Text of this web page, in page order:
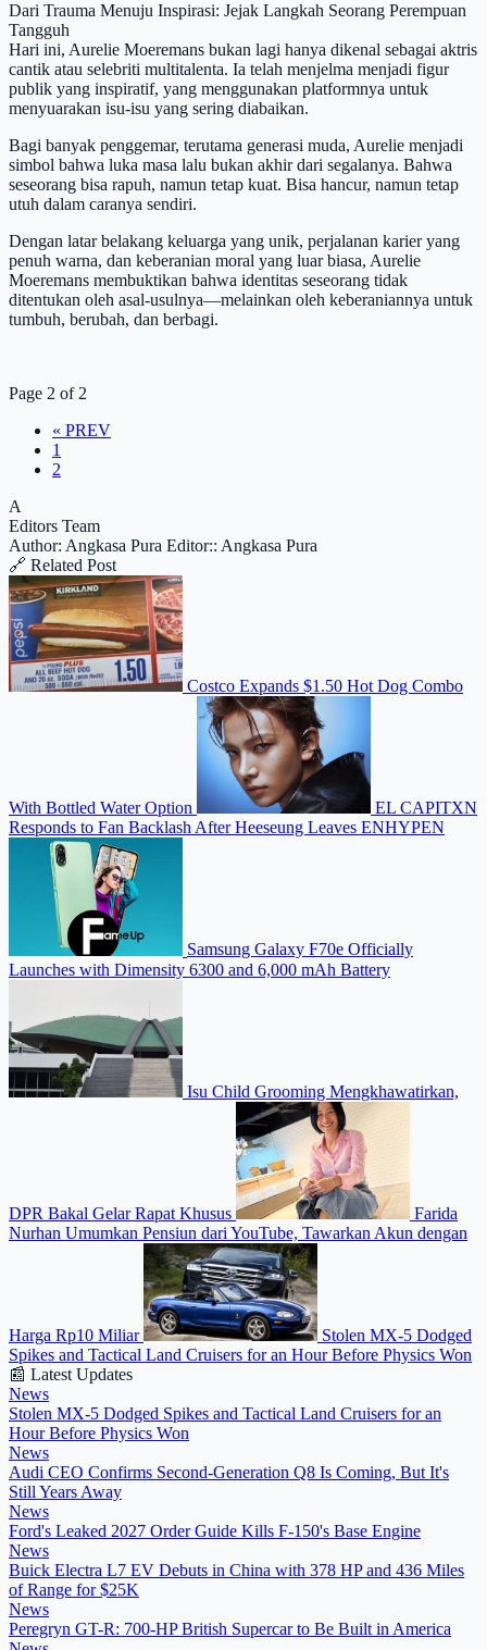
Dari Trauma Menuju Inspirasi: Jejak Langkah Seorang Perempuan
Tangguh
Hari ini, Aurelie Moeremans bukan lagi hanya dikenal sebagai aktris
cantik atau selebriti multitalenta. Ia telah menjelma menjadi figur
publik yang inspiratif, yang menggunakan platformnya untuk
menyuarakan isu-isu yang sering diabaikan.
Bagi banyak penggemar, terutama generasi muda, Aurelie menjadi
simbol bahwa luka masa lalu bukan akhir dari segalanya. Bahwa
seseorang bisa rapuh, namun tetap kuat. Bisa hancur, namun tetap
utuh dalam caranya sendiri.
Dengan latar belakang keluarga yang unik, perjalanan karier yang
penuh warna, dan keberanian moral yang luar biasa, Aurelie
Moeremans membuktikan bahwa identitas seseorang tidak
ditentukan oleh asal-usulnya—melainkan oleh keberaniannya untuk
tumbuh, berubah, dan berbagi.
Page 2 of 2
« PREV
1
2
A
Editors Team
Author: Angkasa Pura Editor:: Angkasa Pura
🔗 Related Post
Costco Expands $1.50 Hot Dog Combo
With Bottled Water Option
EL CAPITXN
Responds to Fan Backlash After Heeseung Leaves ENHYPEN
Samsung Galaxy F70e Officially
Launches with Dimensity 6300 and 6,000 mAh Battery
Isu Child Grooming Mengkhawatirkan,
DPR Bakal Gelar Rapat Khusus
Farida
Nurhan Umumkan Pensiun dari YouTube, Tawarkan Akun dengan
Harga Rp10 Miliar
Stolen MX-5 Dodged
Spikes and Tactical Land Cruisers for an Hour Before Physics Won
📰 Latest Updates
News
Stolen MX-5 Dodged Spikes and Tactical Land Cruisers for an
Hour Before Physics Won
News
Audi CEO Confirms Second-Generation Q8 Is Coming, But It's
Still Years Away
News
Ford's Leaked 2027 Order Guide Kills F-150's Base Engine
News
Buick Electra L7 EV Debuts in China with 378 HP and 436 Miles
of Range for $25K
News
Peregryn GT-R: 700-HP British Supercar to Be Built in America